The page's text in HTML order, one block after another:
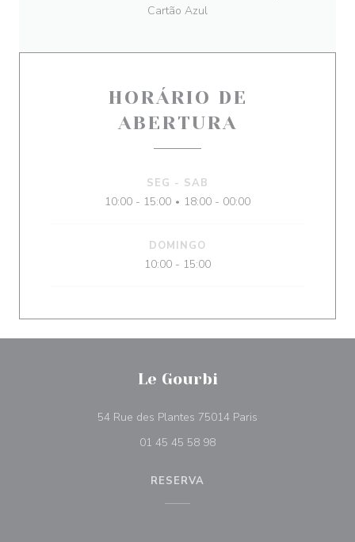
Cartão Azul
HORÁRIO DE
ABERTURA
SEG - SAB
10:00 - 15:00 • 18:00 - 00:00
DOMINGO
10:00 - 15:00
Le Gourbi
54 Rue des Plantes 75014 Paris
01 45 45 58 98
RESERVA